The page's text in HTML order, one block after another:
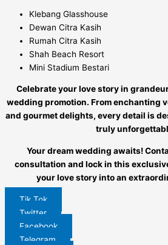
Klebang Glasshouse
Dewan Citra Kasih
Rumah Citra Kasih
Shah Beach Resort
Mini Stadium Bestari
Celebrate your love story in
wedding promotion. From enchanting
and gourmet delights, every detail is
truly
Your dream wedding awaits!
consultation and lock in this
your love story into an
Tik Tok
Twitter
Facebook
Telegram